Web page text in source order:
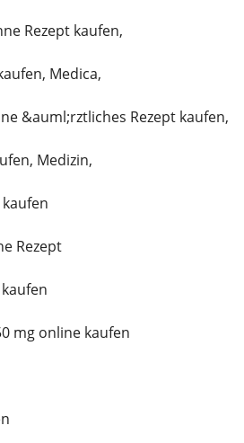
Rezept kaufen,
Medica,
&auml;rztliches Rezept kaufen,
Medizin,
Rezept
mg online kaufen